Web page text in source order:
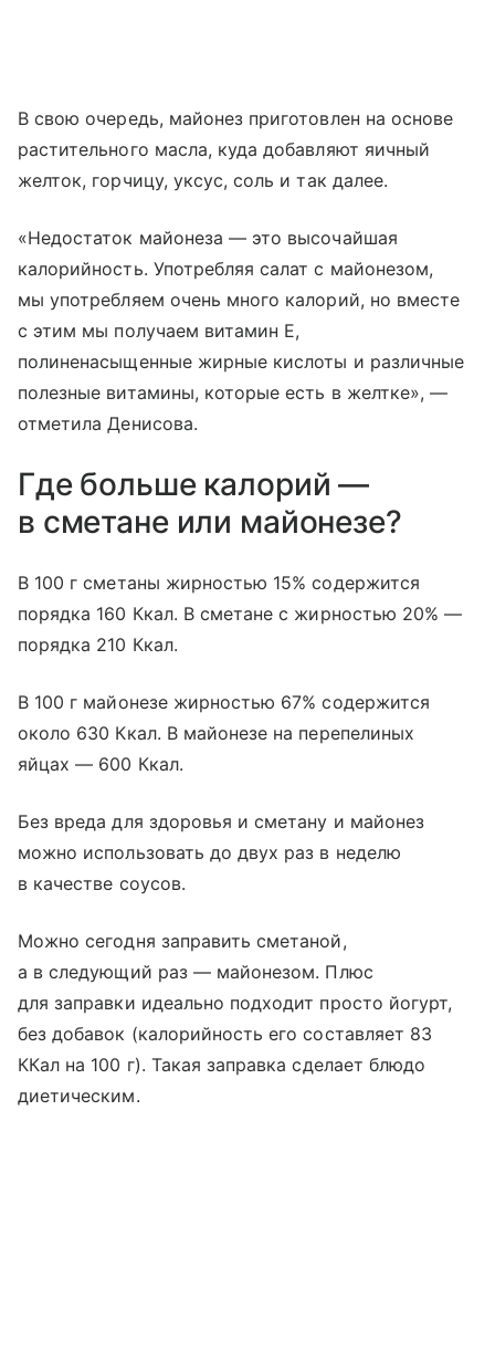
В свою очередь, майонез приготовлен на основе
растительного масла, куда добавляют яичный
желток, горчицу, уксус, соль и так далее.
«Недостаток майонеза — это высочайшая
калорийность. Употребляя салат с майонезом,
мы употребляем очень много калорий, но вместе
с этим мы получаем витамин E,
полиненасыщенные жирные кислоты и различные
полезные витамины, которые есть в желтке», —
отметила Денисова.
Где больше калорий —
в сметане или майонезе?
В 100 г сметаны жирностью 15% содержится
порядка 160 Ккал. В сметане с жирностью 20% —
порядка 210 Ккал.
В 100 г майонезе жирностью 67% содержится
около 630 Ккал. В майонезе на перепелиных
яйцах — 600 Ккал.
Без вреда для здоровья и сметану и майонез
можно использовать до двух раз в неделю
в качестве соусов.
Можно сегодня заправить сметаной,
а в следующий раз — майонезом. Плюс
для заправки идеально подходит просто йогурт,
без добавок (калорийность его составляет 83
ККал на 100 г). Такая заправка сделает блюдо
диетическим.